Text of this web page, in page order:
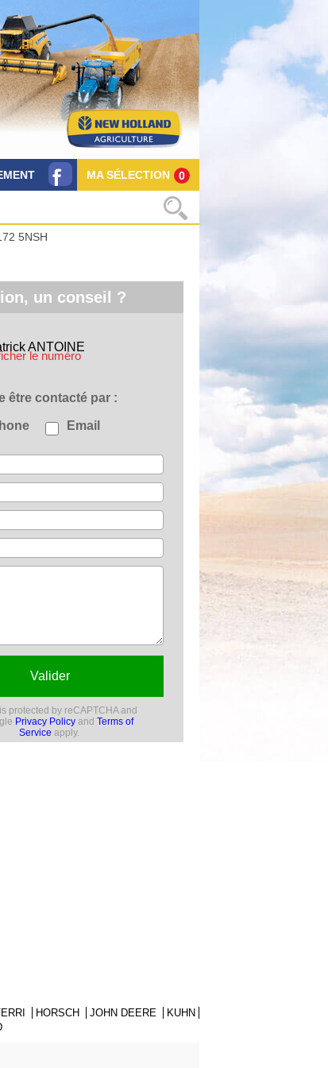
MA SÉLECTION 0
5NSH
un conseil ?
être contacté par
Email
Valider
protected by reCAPTCHA and
Privacy Policy andTerms of
Service apply.
ANTOINE
le numéro
HORSCH JOHN DEERE
KUHN